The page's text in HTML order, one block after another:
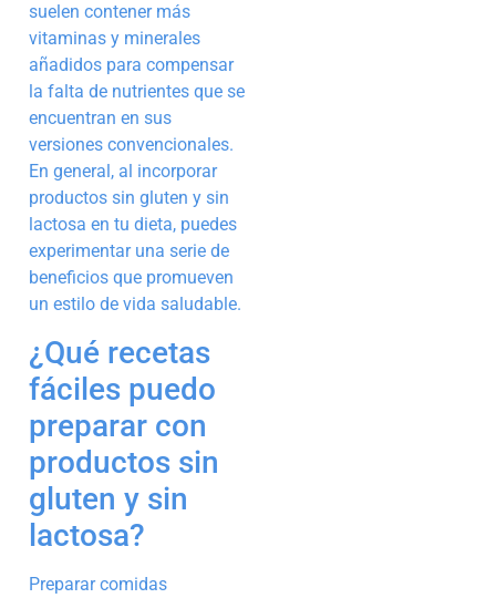
suelen contener más
vitaminas y minerales
añadidos para compensar
la falta de nutrientes que se
encuentran en sus
versiones convencionales.
En general, al incorporar
productos sin gluten y sin
lactosa en tu dieta, puedes
experimentar una serie de
beneficios que promueven
un estilo de vida saludable.
¿Qué recetas
fáciles puedo
preparar con
productos sin
gluten y sin
lactosa?
Preparar comidas